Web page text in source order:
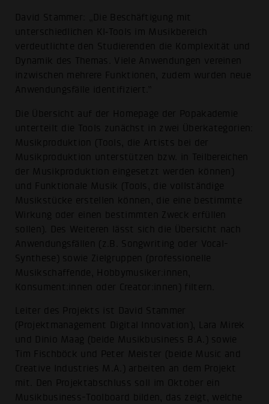
David Stammer: „Die Beschäftigung mit
unterschiedlichen KI‑Tools im Musikbereich
verdeutlichte den Studierenden die Komplexität und
Dynamik des Themas. Viele Anwendungen vereinen
inzwischen mehrere Funktionen, zudem wurden neue
Anwendungsfälle identifiziert.”
Die Übersicht auf der Homepage der Popakademie
unterteilt die Tools zunächst in zwei Überkategorien:
Musikproduktion (Tools, die Artists bei der
Musikproduktion unterstützen bzw. in Teilbereichen
der Musikproduktion eingesetzt werden können)
und Funktionale Musik (Tools, die vollständige
Musikstücke erstellen können, die eine bestimmte
Wirkung oder einen bestimmten Zweck erfüllen
sollen). Des Weiteren lässt sich die Übersicht nach
Anwendungsfällen (z.B. Songwriting oder Vocal-
Synthese) sowie Zielgruppen (professionelle
Musikschaffende, Hobbymusiker:innen,
Konsument:innen oder Creator:innen) filtern.
Leiter des Projekts ist David Stammer
(Projektmanagement Digital Innovation), Lara Mirek
und Dinio Maag (beide Musikbusiness B.A.) sowie
Tim Fischböck und Peter Meister (beide Music and
Creative Industries M.A.) arbeiten an dem Projekt
mit. Den Projektabschluss soll im Oktober ein
Musikbusiness-Toolboard bilden, das zeigt, welche